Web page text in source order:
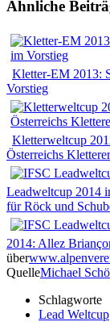
Ähnliche
Kletter-EM 2013:
Vorstieg
Kletterweltcup
Österreichs
Leadweltcup 2014
für Röck und
2014: Allez
über
QuelleMichael
Schlagworte
Lead Weltcup